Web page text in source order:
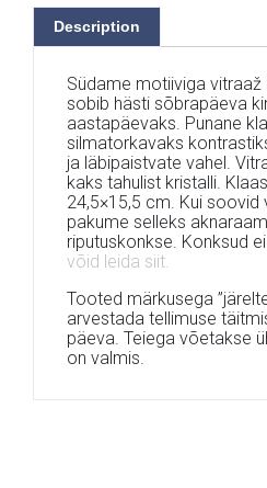
Description
Südame motiiviga vitraaž
sobib hästi sõbrapäeva
aastapäevaks. Punane
silmatorkavaks
ja läbipaistvate vahel.
kaks tahulist kristalli.
24,5×15,5 cm. Kui soovid
pakume selleks
riputuskonkse. Konksud
võid leida siit.
Tooted märkusega
arvestada tellimuse
päeva. Teiega võetakse
on valmis.